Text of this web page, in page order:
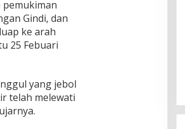
pemukiman
Gindi, dan
ke arah
25 Febuari
yang jebol
telah melewati
Dr. Syarif Ahmad M.Si : Banyak
Karya Inovasi Pendidikan di BRIDA